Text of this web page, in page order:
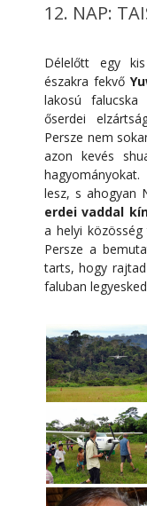
12. NAP:
Délelőtt egy
északra fekvő
lakosú
őserdei
Persze nem
azon kevés
lesz, s ahogyan
erdei vaddal
a helyi közösség
Persze a
tarts, hogy
faluban